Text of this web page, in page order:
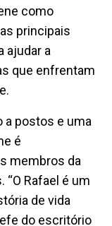
como
principais
ajudar a
que enfrentam
a postos e uma
é
membros da
Rafael é um
de vida
do escritório